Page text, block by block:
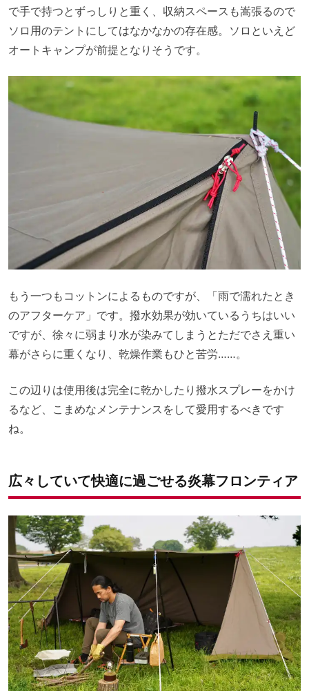
で手で持つとずっしりと重く、収納スペースも嵩張るので
ソロ用のテントにしてはなかなかの存在感。ソロといえど
オートキャンプが前提となりそうです。
もう一つもコットンによるものですが、「雨で濡れたとき
のアフターケア」です。撥水効果が効いているうちはいい
ですが、徐々に弱まり水が染みてしまうとただでさえ重い
幕がさらに重くなり、乾燥作業もひと苦労……。
この辺りは使用後は完全に乾かしたり撥水スプレーをかけ
るなど、こまめなメンテナンスをして愛用するべきです
ね。
広々していて快適に過ごせる炎幕フロンティア